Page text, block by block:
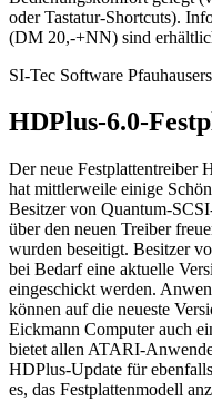
oder Tastatur-Shortcuts).
(DM 20,-+NN) sind
SI-Tec Software
HDPlus-6.0-
Der neue Festplattentreiber
hat mittlerweile einige
Besitzer von Quantum-
über den neuen Treiber
wurden beseitigt. Besitzer
bei Bedarf eine aktuelle
eingeschickt werden.
können auf die neueste
Eickmann Computer auch
bietet allen ATARI-
HDPlus-Update für
es, das Festplattenmodell